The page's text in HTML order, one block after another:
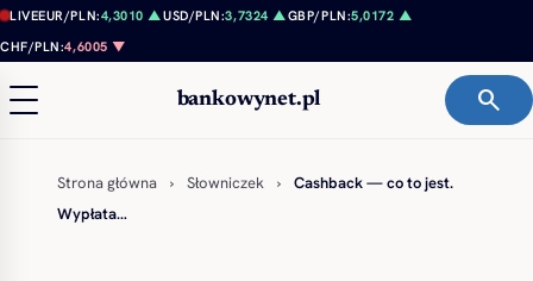
Przejdź do treści
LIVEEUR/PLN:4,3010 ▲USD/PLN:3,7324 ▲GBP/PLN:5,0172 ▲
CHF/PLN:4,6005 ▼
bankowynet.pl search
Strona główna › Słowniczek ›
Cashback — co to jest.
Wypłata…